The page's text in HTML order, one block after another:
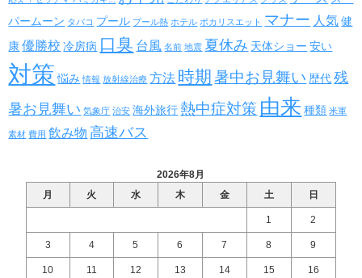
パームーン タバコ プール プール熱 ホテル ポカリスエット マナー 人気 健
康 優勝校 冷房病 口臭 台風 名前 地震 夏休み 天体ショー 安い
対策 悩み 情報 放射線治療 方法 時期 暑中お見舞い 歴代 残
暑お見舞い 気象庁 治安 海外旅行 熱中症対策 由来 種類 米軍
素材 費用 飲み物 高速バス
2026年8月
月
火 水 木 金 土 日
1 2
3 4 5 6 7 8 9
10 11 12 13 14 15 16